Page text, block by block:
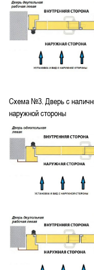
Схема №3. Дверь с
наружной стороны